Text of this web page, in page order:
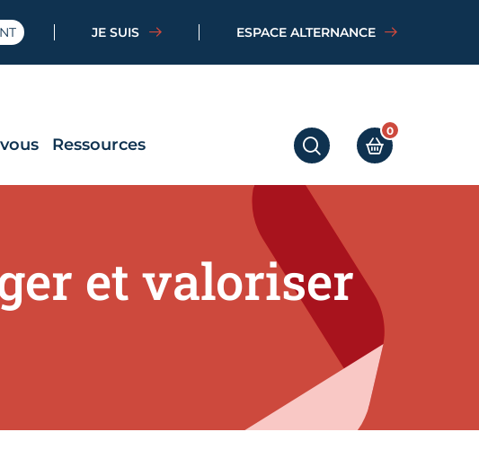
JE SUIS ESPACE ALTERNANCE
RECHERCHERMON PANIER
0
Ressources
et valoriser